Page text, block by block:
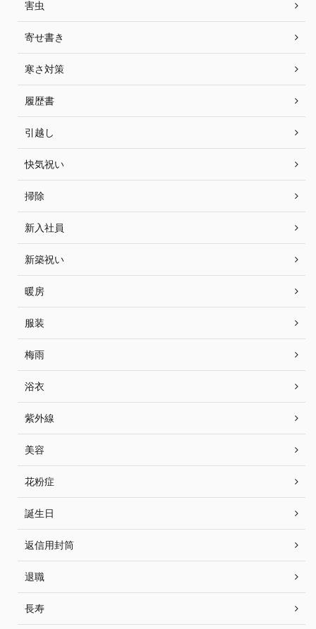
害虫
寄せ書き
寒さ対策
履歴書
引越し
快気祝い
掃除
新入社員
新築祝い
暖房
服装
梅雨
浴衣
紫外線
美容
花粉症
誕生日
返信用封筒
退職
長寿